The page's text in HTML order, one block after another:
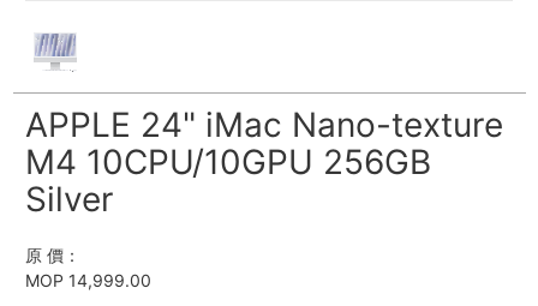
APPLE 24" iMac Nano-texture
M4 10CPU/10GPU 256GB
Silver
原 價：
MOP 14,999.00